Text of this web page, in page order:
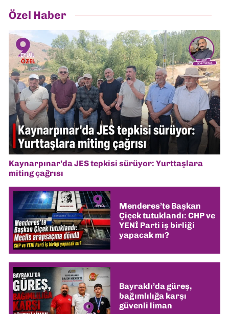
Özel Haber
Kaynarpınar’da JES tepkisi sürüyor: Yurttaşlara
miting çağrısı
Menderes’te Başkan
Çiçek tutuklandı: CHP ve
YENİ Parti iş birliği
yapacak mı?
Bayraklı’da güreş,
bağımlılığa karşı
güvenli liman